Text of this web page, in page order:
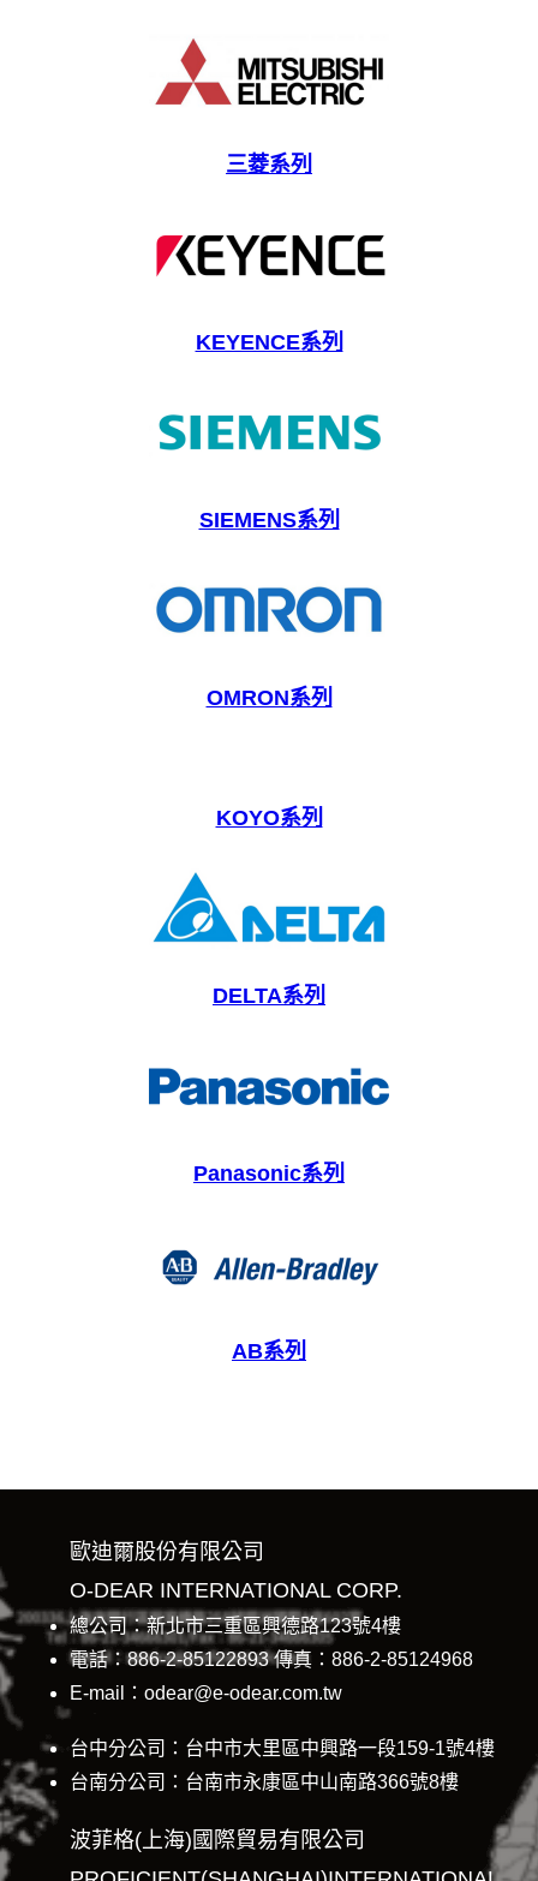
三菱系列
KEYENCE系列
SIEMENS系列
OMRON系列
KOYO系列
DELTA系列
Panasonic系列
AB系列
歐迪爾股份有限公司
O-DEAR INTERNATIONAL CORP.
總公司：新北市三重區興德路123號4樓
電話：886-2-85122893 傳真：886-2-85124968
E-mail：odear@e-odear.com.tw
台中分公司：台中市大里區中興路一段159-1號4樓
台南分公司：台南市永康區中山南路366號8樓
波菲格(上海)國際貿易有限公司